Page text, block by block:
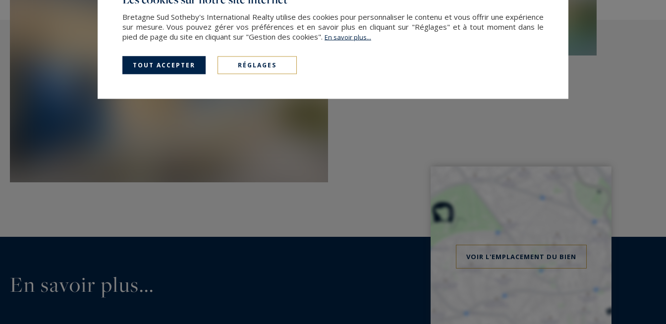
4 - Dépendances :
garage et pièce de rangements pour les équipements nautiques et
de jardin
Abri bois et local technique de piscine
Les familles et les amoureux de la mer seront séduits par cette villa
paysages côtiers.
En savoir plus...
VOIR L'EMPLACEMENT DU BIEN
Bretagne Sud Sotheby's International Realty utilise des cookies pour personnaliser le contenu et vous offrir une expérience
sur mesure. Vous pouvez gérer vos préférences et en savoir plus en cliquant sur "Réglages" et à tout moment dans le
pied de page du site en cliquant sur "Gestion des cookies". En savoir plus...
TOUT ACCEPTER RÉGLAGES